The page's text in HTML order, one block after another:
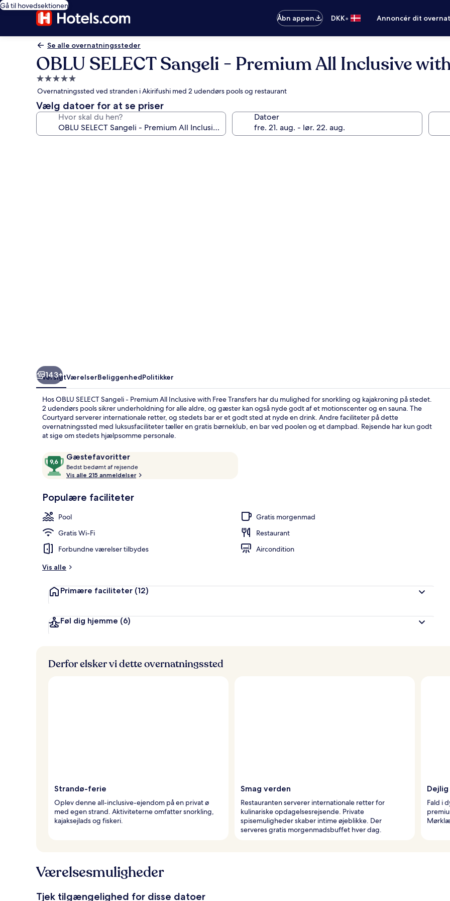
Gå til hovedsektionen
Åbn appen
DKK• Annoncér dit
Se alle overnatningssteder
OBLU SELECT Sangeli - Premium All Inclusive
5.0-
stjernet
overnatningssted
Overnatningssted ved stranden i Akirifushi med 2 udendørs pools og restaurant
Vælg datoer for at se priser
Hvor skal du hen? Datoer
143+
OversigtVærelserBeliggenhedPolitikker
Hos OBLU SELECT Sangeli - Premium All Inclusive with Free Transfers har du mulighed for snorkling og kajakroning på stedet.
2 udendørs pools sikrer underholdning for alle aldre, og gæster kan også nyde godt af et motionscenter og en sauna. The
Courtyard serverer internationale retter, og stedets bar er et godt sted at nyde en drink. Andre faciliteter på dette
overnatningssted med luksusfaciliteter tæller en gratis børneklub, en bar ved poolen og et dampbad. Rejsende har kun godt
at sige om stedets hjælpsomme personale.
AnmeldelserGæstefavoritter
9,6
ud
af
Gæstefavoritter
Bedst bedømt af rejsende
e
ø
a
f
d
Vis alle 215 anmeldelser
Populære faciliteter
Pool
Gratis morgenmad
Gratis Wi-Fi
Restaurant
Forbundne værelser tilbydes
Aircondition
Vis alle
Primære faciliteter (12)
Føl dig hjemme (6)
Derfor elsker vi dette overnatningssted
Strandø-ferie
Oplev denne all-inclusive-ejendom på en privat ø
med egen strand. Aktiviteterne omfatter snorkling,
kajaksejlads og fiskeri.
Smag verden
Restauranten serverer internationale retter for
kulinariske opdagelsesrejsende. Private
spisemuligheder skaber intime øjeblikke. Der
serveres gratis morgenmadsbuffet hver dag.
Dejlig
Fald i
Værelsesmuligheder
Tjek tilgængelighed for disse datoer